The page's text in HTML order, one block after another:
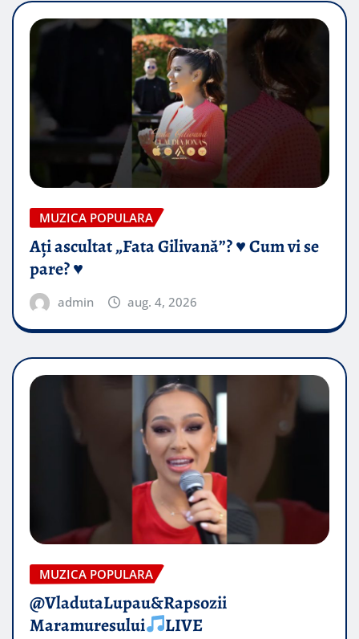
MUZICA POPULARA
Ați ascultat „Fata Gilivană”? ♥️ Cum vi se
pare? ♥️
admin aug. 4, 2026
MUZICA POPULARA
@VladutaLupau&Rapsozii
Maramuresului
LIVE